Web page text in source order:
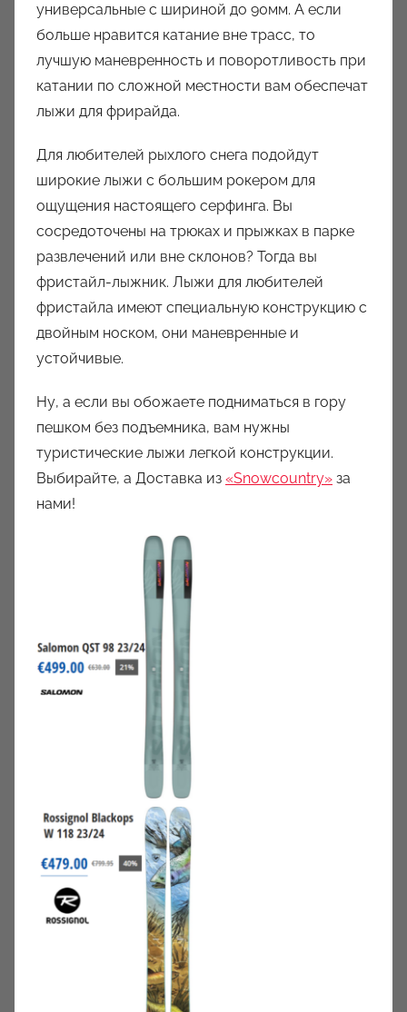
универсальные с шириной до 90мм. А если
больше нравится катание вне трасс, то
лучшую маневренность и поворотливость при
катании по сложной местности вам обеспечат
лыжи для фрирайда.
Для любителей рыхлого снега подойдут
широкие лыжи с большим рокером для
ощущения настоящего серфинга. Вы
сосредоточены на трюках и прыжках в парке
развлечений или вне склонов? Тогда вы
фристайл-лыжник. Лыжи для любителей
фристайла имеют специальную конструкцию с
двойным носком, они маневренные и
устойчивые.
Ну, а если вы обожаете подниматься в гору
пешком без подъемника, вам нужны
туристические лыжи легкой конструкции.
Выбирайте, а Доставка из «Snowcountry» за
нами!